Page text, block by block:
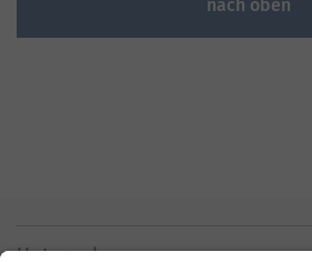
nach oben
Unternehmen